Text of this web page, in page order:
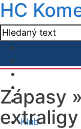
HC
Klub
Zápasy »
extraligy